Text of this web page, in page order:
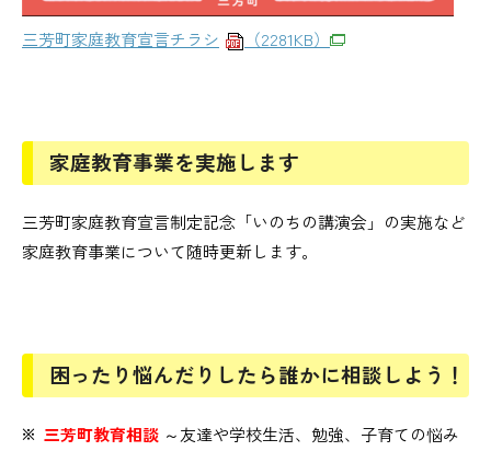
三芳町家庭教育宣言チラシ （2281KB）
家庭教育事業を実施します
三芳町家庭教育宣言制定記念「いのちの講演会」の実施など
家庭教育事業について随時更新します。
困ったり悩んだりしたら誰かに相談しよう！
三芳町教育相談 ～友達や学校生活、勉強、子育ての悩み